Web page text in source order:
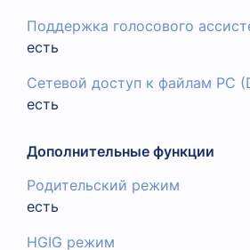
Поддержка голосового
есть
Сетевой доступ к файлам PC
есть
Дополнительные функции
Родительский режим
есть
HGIG режим